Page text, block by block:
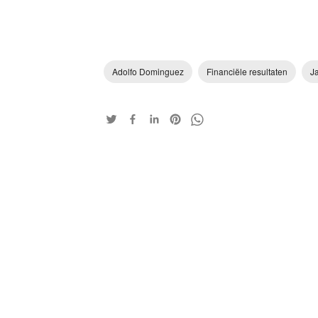
Adolfo Dominguez Financiële resultaten